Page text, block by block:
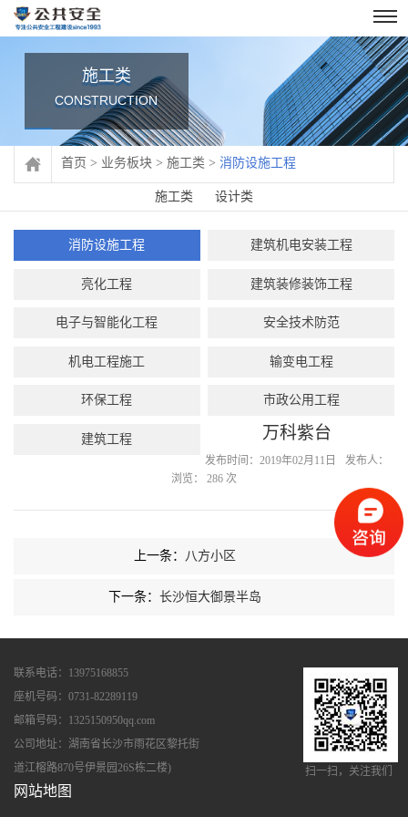
施工类
CONSTRUCTION
首页 > 业务板块 > 施工类 > 消防设施工程
施工类 设计类
消防设施工程 建筑机电安装工程
亮化工程 建筑装修装饰工程
电子与智能化工程 安全技术防范
机电工程施工 输变电工程
环保工程 市政公用工程
建筑工程 万科紫台
发布时间：2019年02月11日
发布人：
浏览： 286 次
上一条： 八方小区
上一条：常德恒大华府
下一条：长沙恒大御景半岛
联系电话：13975168855
座机号码：0731-82289119
邮箱号码：1325150950qq.com
公司地址：湖南省长沙市雨花区黎托街
道江榕路870号伊景园26S栋二楼)
网站地图
扫一扫，关注我们